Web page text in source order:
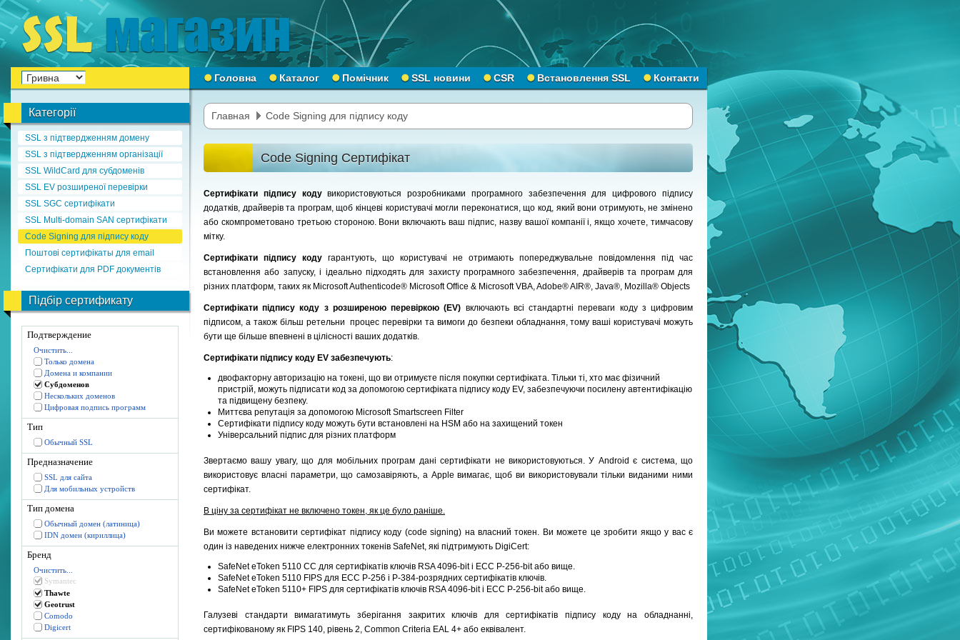
Головна Каталог Помічник SSL новини CSR Встановлення SSL Контакти
Категорії
SSL з підтвердженням домену
SSL з підтвердженням організації
SSL WildCard для субдоменів
SSL EV розширеної перевірки
SSL SGC сертифікати
SSL Multi-domain SAN сертифікати
Code Signing для підпису коду
Поштові сертифікаты для email
Сертифікати для PDF документів
Підбір сертификату
Подтверждение
Очистить...
Только домена
Домена и компании
Субдоменов
Нескольких доменов
Цифровая подпись программ
Тип
Обычный SSL
Предназначение
SSL для сайта
Для мобильных устройств
Тип домена
Обычный домен (латиница)
IDN домен (кириллица)
Бренд
Очистить...
Symantec
Thawte
Geotrust
Comodo
Digicert
Главная Code Signing для підпису коду
Code Signing Сертифікат
Сертифікати підпису кодувикористовуються розробниками програмного забезпечення для цифрового підпису
додатків, драйверів та програм, щоб кінцеві користувачі могли переконатися, що код, який вони отримують, не змінено
або скомпрометовано третьою стороною. Вони включають ваш підпис, назву вашої компанії і, якщо хочете, тимчасову
мітку.
Сертифікати підпису коду гарантують, що користувачі не отримають попереджувальне повідомлення під час
встановлення або запуску, і ідеально підходять для захисту програмного забезпечення, драйверів та програм для
різних платформ, таких як Microsoft Authenticode® Microsoft Office & Microsoft VBA, Adobe® AIR®, Java®, Mozilla® Objects
Сертифікати підпису коду з розширеною перевіркою (EV) включають всі стандартні переваги коду з цифровим
підписом, а також більш ретельни процес перевірки та вимоги до безпеки обладнання, тому ваші користувачі можуть
бути ще більше впевнені в цілісності ваших додатків.
Сертифікати підпису коду EV забезпечують:
двофакторну авторизацію на токені, що ви отримуєте після покупки сертифіката. Тільки ті, хто має фізичний
пристрій, можуть підписати код за допомогою сертифіката підпису коду EV, забезпечуючи посилену автентифікацію
та підвищену безпеку.
Миттєва репутація за допомогою Microsoft Smartscreen Filter
Сертифікати підпису коду можуть бути встановлені на HSM або на захищений токен
Універсальний підпис для різних платформ
Звертаємо вашу увагу, що для мобільних програм дані сертифікати не використовуються. У Android є система, що
використовує власні параметри, що самозавіряють, а Apple вимагає, щоб ви використовували тільки виданими ними
сертифікат.
В ціну за сертифікат не включено токен, як це було раніше.
Ви можете встановити сертифікат підпису коду (code signing) на власний токен. Ви можете це зробити якщо у вас є
один із наведених нижче електронних токенів SafeNet, які підтримують DigiCert:
SafeNet eToken 5110 CC для сертифікатів ключів RSA 4096-bit і ECC P-256-bit або вище.
SafeNet eToken 5110 FIPS для ECC P-256 і P-384-розрядних сертифікатів ключів.
SafeNet eToken 5110+ FIPS для сертифікатів ключів RSA 4096-bit і ECC P-256-bit або вище.
Галузеві стандарти вимагатимуть зберігання закритих ключів для сертифікатів підпису коду на обладнанні,
сертифікованому як FIPS 140, рівень 2, Common Criteria EAL 4+ або еквівалент.